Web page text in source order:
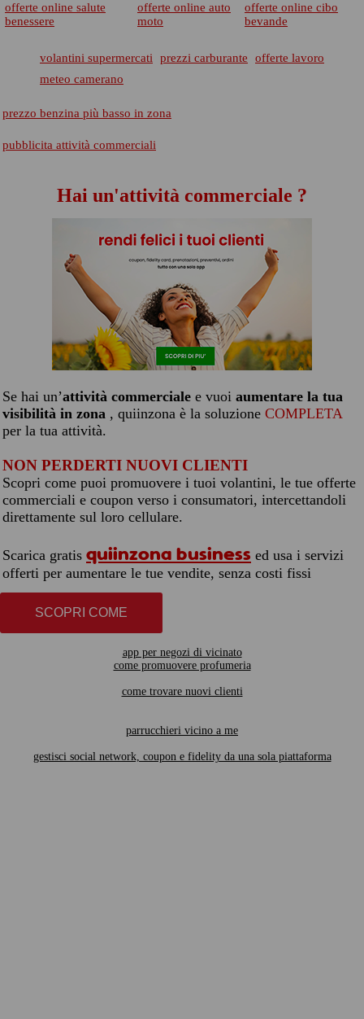
offerte online salute
benessere
offerte online auto
moto
offerte online cibo
bevande
volantini supermercati prezzi carburante
offerte lavoro
meteo camerano
prezzo benzina più basso in zona
pubblicita attività commerciali
Hai un'attività commerciale ?
Se hai un’attività commerciale e vuoi aumentare la tua
visibilità in zona , quiinzona è la soluzione COMPLETA
per la tua attività.
NON PERDERTI NUOVI CLIENTI
Scopri come puoi promuovere i tuoi volantini, le tue offerte
commerciali e coupon verso i consumatori, intercettandoli
direttamente sul loro cellulare.
Scarica gratis quiinzona business ed usa i servizi
offerti per aumentare le tue vendite, senza costi fissi
SCOPRI COME
app per negozi di vicinato
come promuovere profumeria
come trovare nuovi clienti
parrucchieri vicino a me
gestisci social network, coupon e fidelity da una sola piattaforma